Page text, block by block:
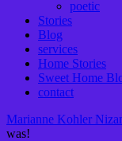
poetic
Stories
Blog
services
Home Stories
Sweet Home
contact
Marianne Kohler
was!